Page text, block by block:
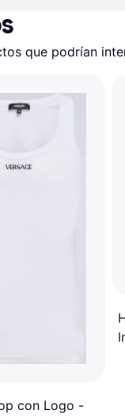
que podrían
con Logo -